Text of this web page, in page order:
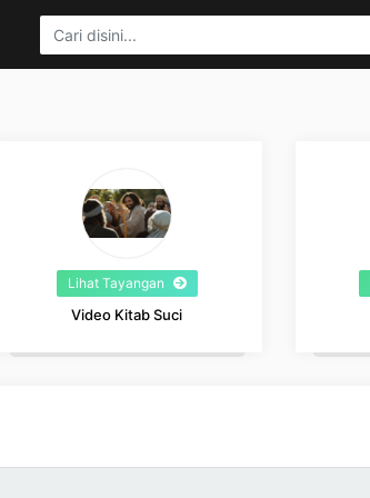
Lihat Tayangan
Video Kitab Suci